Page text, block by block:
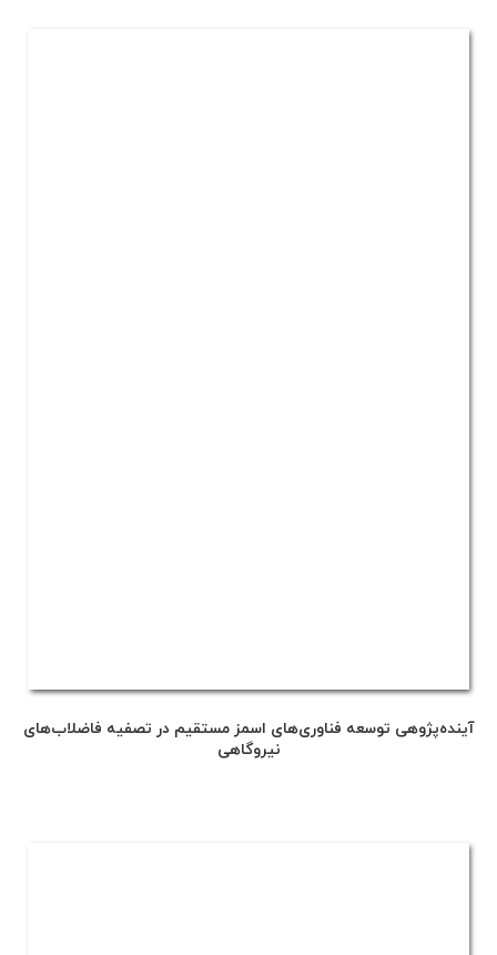
آینده‌پژوهی توسعه فناوری‌های اسمز مستقیم در تصفیه فاضلاب‌های
نیروگاهی